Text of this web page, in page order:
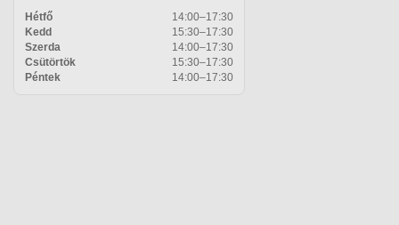
Hétfő
14:00–17:30
Kedd
15:30–17:30
Szerda
14:00–17:30
Csütörtök
15:30–17:30
Péntek
14:00–17:30